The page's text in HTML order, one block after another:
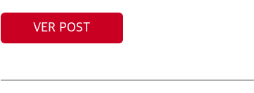
VER POST